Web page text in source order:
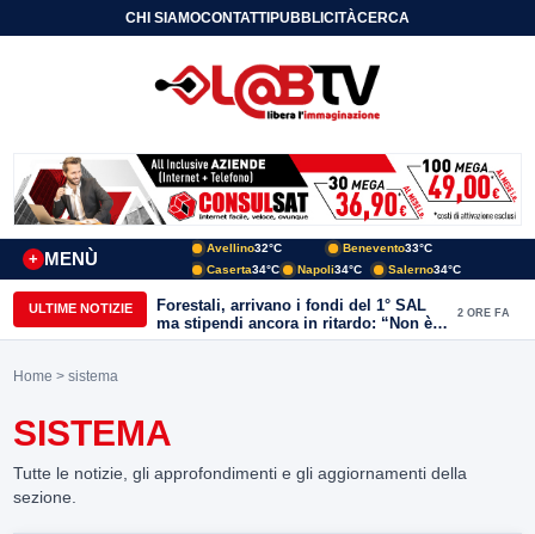
CHI SIAMOCONTATTIPUBBLICITÀCERCA
MENÙ
+
Avellino32°C Benevento33°C
Caserta34°C Napoli34°C Salerno34°C
ULTIME NOTIZIE
Forestali, arrivano i fondi del 1° SAL
ma stipendi ancora in ritardo: “Non è
più sostenibile”
2 ORE FA
Home > sistema
SISTEMA
Tutte le notizie, gli approfondimenti e gli aggiornamenti della
sezione.